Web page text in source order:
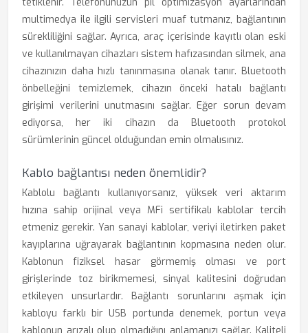
multimedya ile ilgili servisleri muaf tutmanız, bağlantının
sürekliliğini sağlar. Ayrıca, araç içerisinde kayıtlı olan eski
ve kullanılmayan cihazları sistem hafızasından silmek, ana
cihazınızın daha hızlı tanınmasına olanak tanır. Bluetooth
önbelleğini temizlemek, cihazın önceki hatalı bağlantı
girişimi verilerini unutmasını sağlar. Eğer sorun devam
ediyorsa, her iki cihazın da Bluetooth protokol
sürümlerinin güncel olduğundan emin olmalısınız.
Kablo bağlantısı neden önemlidir?
Kablolu bağlantı kullanıyorsanız, yüksek veri aktarım
hızına sahip orijinal veya MFi sertifikalı kablolar tercih
etmeniz gerekir. Yan sanayi kablolar, veriyi iletirken paket
kayıplarına uğrayarak bağlantının kopmasına neden olur.
Kablonun fiziksel hasar görmemiş olması ve port
girişlerinde toz birikmemesi, sinyal kalitesini doğrudan
etkileyen unsurlardır. Bağlantı sorunlarını aşmak için
kabloyu farklı bir USB portunda denemek, portun veya